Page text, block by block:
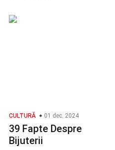
CULTURĂ 01 dec. 2024
39 Fapte Despre
Bijuterii